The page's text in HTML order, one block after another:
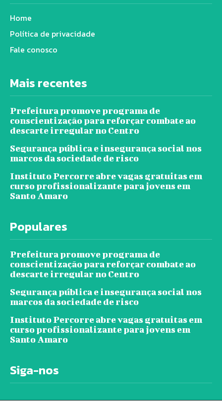
Home
Política de privacidade
Fale conosco
Mais recentes
Prefeitura promove programa de
conscientização para reforçar combate ao
descarte irregular no Centro
Segurança pública e insegurança social nos
marcos da sociedade de risco
Instituto Percorre abre vagas gratuitas em
curso profissionalizante para jovens em
Santo Amaro
Populares
Prefeitura promove programa de
conscientização para reforçar combate ao
descarte irregular no Centro
Segurança pública e insegurança social nos
marcos da sociedade de risco
Instituto Percorre abre vagas gratuitas em
curso profissionalizante para jovens em
Santo Amaro
Siga-nos